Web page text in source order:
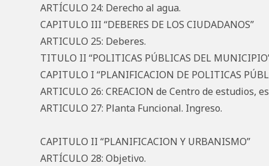
ARTÍCULO 24: Derecho al agua.
CAPITULO III “DEBERES DE LOS CIUDADANOS”
ARTICULO 25: Deberes.
TITULO II “POLITICAS PÚBLICAS DEL
CAPITULO I “PLANIFICACION DE POLITICAS
ARTICULO 26: CREACION de Centro de estudios,
ARTICULO 27: Planta Funcional. Ingreso.
CAPITULO II “PLANIFICACION Y URBANISMO”
ARTÍCULO 28: Objetivo.